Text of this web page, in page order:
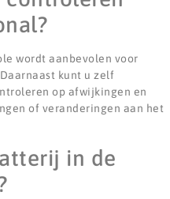
wordt aanbevolen voor
kunt u zelf
op afwijkingen en
of veranderingen aan het
in de